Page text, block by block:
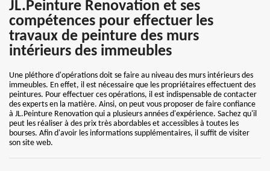
JL.Peinture Renovation et ses
compétences pour effectuer les
travaux de peinture des murs
intérieurs des immeubles
Une pléthore d'opérations doit se faire au niveau des murs intérieurs des
immeubles. En effet, il est nécessaire que les propriétaires effectuent des
peintures. Pour effectuer ces opérations, il est indispensable de contacter
des experts en la matière. Ainsi, on peut vous proposer de faire confiance
à JL.Peinture Renovation qui a plusieurs années d'expérience. Sachez qu'il
peut les réaliser à des prix très abordables et accessibles à toutes les
bourses. Afin d'avoir les informations supplémentaires, il suffit de visiter
son site web.